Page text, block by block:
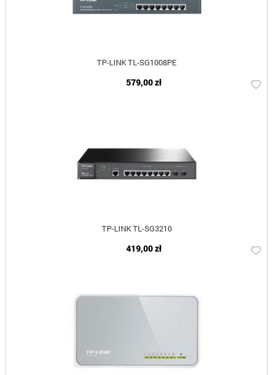
TP-LINK TL-SG1008PE
579,00 zł
TP-LINK TL-SG3210
419,00 zł